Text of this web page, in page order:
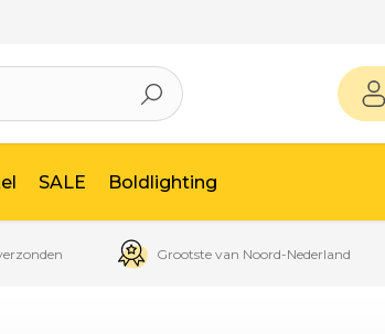
SALE Boldlighting
Grootste van Noord-Nederland